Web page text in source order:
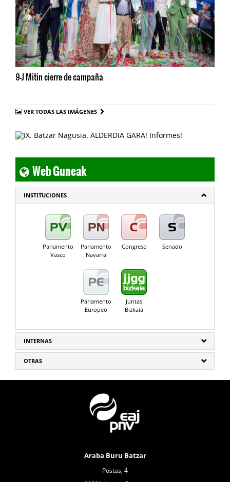
9-J Mitin cierre de campaña
VER TODAS LAS IMÁGENES
Web Guneak
INSTITUCIONES
Parlamento
Vasco
Parlamento
Navarra
Congreso Senado
Parlamento
Europeo
Juntas
Bizkaia
INTERNAS
OTRAS
Araba Buru Batzar
Postas, 4